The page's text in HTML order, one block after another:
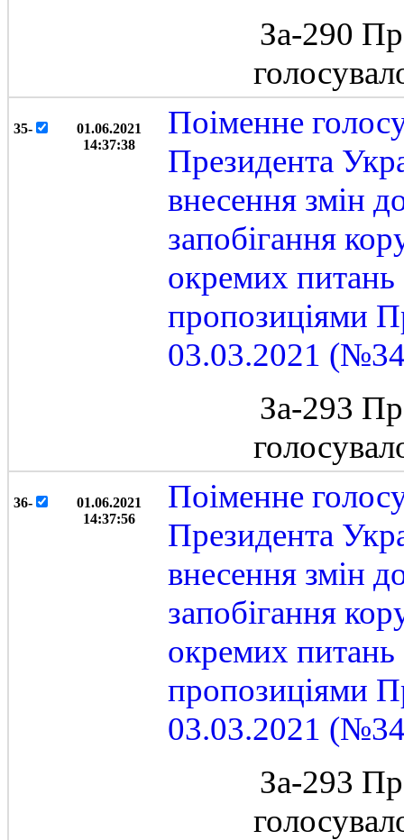
За-290
35-
01.06.2021
14:37:38
Поіменне
Президента
внесення змін
запобігання
окремих питань
пропозиціями
03.03.2021
За-293
36-
01.06.2021
14:37:56
Поіменне
Президента
внесення змін
запобігання
окремих питань
пропозиціями
03.03.2021
За-293